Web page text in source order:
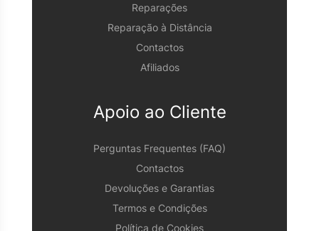
Reparações
Reparação à Distância
Contactos
Afiliados
Apoio ao Cliente
Perguntas Frequentes (FAQ)
Contactos
Devoluções e Garantias
Termos e Condições
Política de Cookies